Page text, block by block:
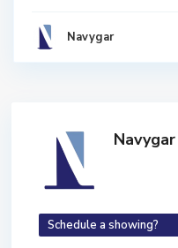
Navygar
Navygar
Schedule a showing?